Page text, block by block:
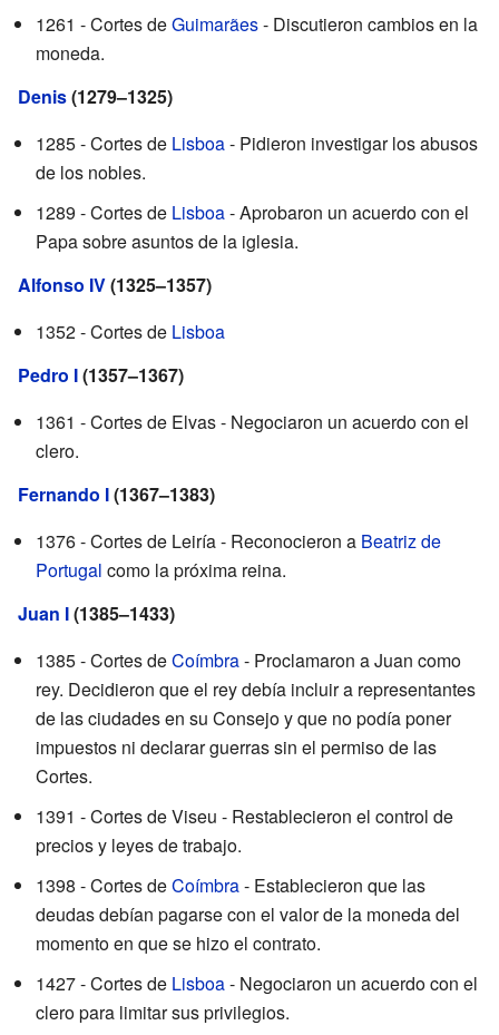
1261 - Cortes deGuimarães- Discutieron cambios en la
moneda.
Denis(1279–1325)
1285 - Cortes de Lisboa- Pidieron investigar los abusos
de los nobles.
1289 - Cortes de Lisboa- Aprobaron un acuerdo con el
Papa sobre asuntos de la iglesia.
Alfonso IV(1325–1357)
1352 - Cortes de Lisboa
Pedro I(1357–1367)
1361 - Cortes de Elvas - Negociaron un acuerdo con el
clero.
Fernando I(1367–1383)
1376 - Cortes de Leiría - Reconocieron a Beatriz de
Portugal como la próxima reina.
Juan I(1385–1433)
1385 - Cortes deCoímbra- Proclamaron a Juan como
rey. Decidieron que el rey debía incluir a representantes
de las ciudades en su Consejo y que no podía poner
impuestos ni declarar guerras sin el permiso de las
Cortes.
1391 - Cortes de Viseu - Restablecieron el control de
precios y leyes de trabajo.
1398 - Cortes deCoímbra- Establecieron que las
deudas debían pagarse con el valor de la moneda del
momento en que se hizo el contrato.
1427 - Cortes de Lisboa- Negociaron un acuerdo con el
clero para limitar sus privilegios.